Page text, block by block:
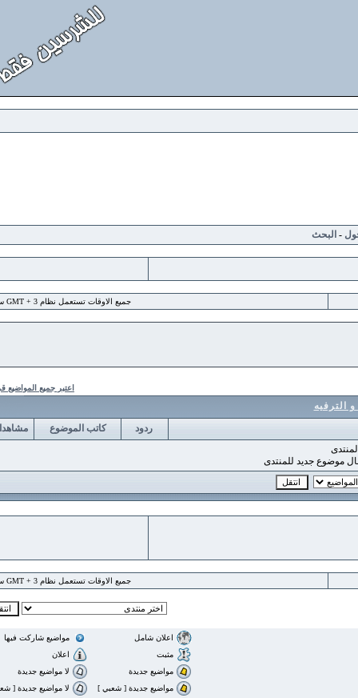
جميع الاوقات تستعمل نظام GMT + 3 ساعة
اعتبر جميع المواضيع قرأت
كاتب الموضوع
مشاهدات
جديد للمنتدى
جميع الاوقات تستعمل نظام GMT + 3 ساعة
اعلان شامل
مواضيع شاركت فيها
مثبت
اعلان
مواضيع جديدة
لا مواضيع جديدة
مواضيع جديدة [ شعبي ]
لا مواضيع جديدة [ شعبي ]